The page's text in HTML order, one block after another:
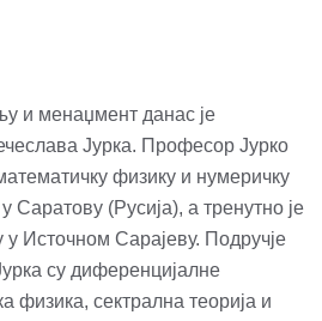
и менаџмент данас је
Јурка. Професор Јурко
физику и нумеричку
Саратову (Русија), а тренутно је
у Источном Сарајеву. Подручје
су диференцијалне
физика, сектрална теорија и